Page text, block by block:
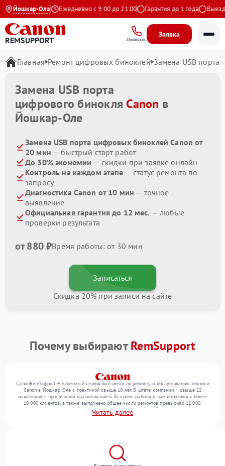
Йошкар-Ола
4.9 на Яндекс Ежедневно с 9:00 до 21:00 Гарантия до 1 года Выезд
REMSUPPORT Позвонить
Заявка
Главная Ремонт цифровых биноклей Замена USB порта
Замена USB порта
цифрового бинокля Canon в
Йошкар-Оле
Замена USB порта цифровых биноклей Canon от
20 мин — быстрый старт работ
До 30% экономии — скидки при заявке онлайн
Контроль на каждом этапе — статус ремонта по
запросу
Диагностика Canon от 10 мин — точное
выявление
Официальная гарантия до 12 мес. — любые
проверки результата
от 880 ₽Время работы: от 30 мин
Записаться
Скидка 20% при записи на сайте
Почему выбираютRemSupport
CanonRemSupport — надежный сервисный центр по ремонту и обслуживанию техники
Canon в Йошкар-Оле с практикой свыше 10 лет. В штате компании — свыше 22
инженеров с профильной квалификацией. За время работы к нам обратились более
10 000 клиентов, а также выполнено общее число ремонтов превысило 12 000.
Ежемесячно в сервисный центр поступает более 300 устройств, включая , , . Мы
устраняем поломки любой сложности и предлагаем стабильный уровень сервиса
Читать далее